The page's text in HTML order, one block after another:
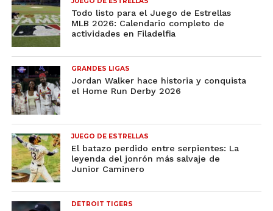
Todo listo para el Juego de Estrellas
MLB 2026: Calendario completo de
actividades en Filadelfia
GRANDES LIGAS
Jordan Walker hace historia y conquista
el Home Run Derby 2026
JUEGO DE ESTRELLAS
El batazo perdido entre serpientes: La
leyenda del jonrón más salvaje de
Junior Caminero
DETROIT TIGERS